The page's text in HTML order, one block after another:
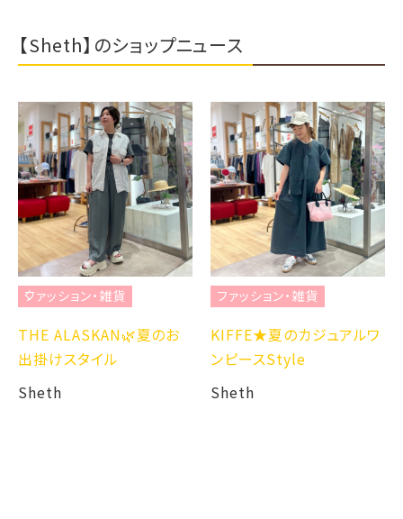
【Sheth】のショップニュース
ファッション・雑貨
THE ALASKAN🌿夏のお
出掛けスタイル
Sheth
ファッション・雑貨
KIFFE★夏のカジュアルワ
ンピースStyle
Sheth